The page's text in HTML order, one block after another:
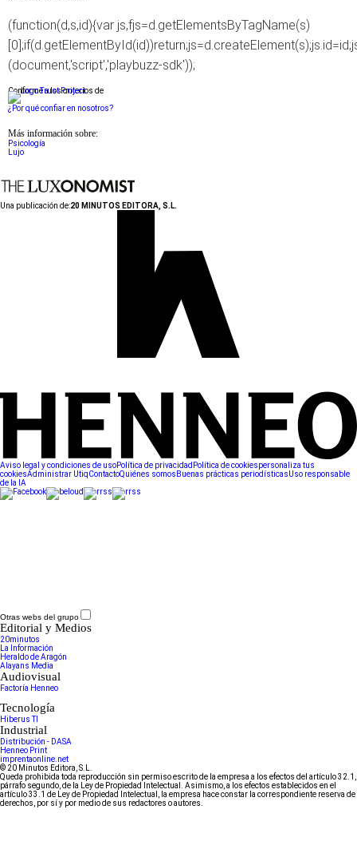
(function(d,s,id){var js,fjs=d.getElementsByTagName(s)
(document,'script','playbuzz-sdk'));
Conforme a los criterios de
¿Por qué confiar en nosotros?
Más información sobre:
Psicología
Lujo
Una publicación de:20 MINUTOS EDITORA, S.L.
Aviso legal y condiciones de usoPolítica de privacidad Política de cookiespersonaliza tus
cookiesAdministrar UtiqContactoQuiénes somos Buenas prácticas periodísticasUso responsable
de la IA
Otras webs del grupo
Editorial y Medios
20minutos
La Información
Heraldo de Aragón
Alayans Media
Audiovisual
Factoría Henneo
Tecnología
Hiberus TI
Industrial
Distribución - DASA
Henneo Print
imprentaonline.net
© 20 Minutos Editora, S.L.
Queda prohibida toda reproducción sin permiso escrito de la empresa a los efectos del artículo 32.1,
párrafo segundo, de la Ley de Propiedad Intelectual. Asimismo, a los efectos establecidos en el
artículo 33.1 de Ley de Propiedad Intelectual, la empresa hace constar la correspondiente reserva de
derechos, por sí y por medio de sus redactores o autores.